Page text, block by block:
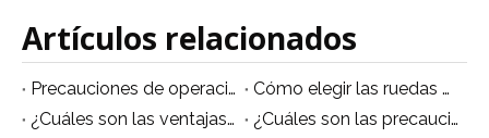
Artículos relacionados
Precauciones de operación de seguridad de andamios de aleación de aluminio
Cómo elegir las ruedas adecuadas para andamios móviles de aluminio
¿Cuáles son las ventajas de los andamios de aleación de aluminio en comparación con los andamios de acero?
¿Cuáles son las precauciones para el uso de andamios móviles?